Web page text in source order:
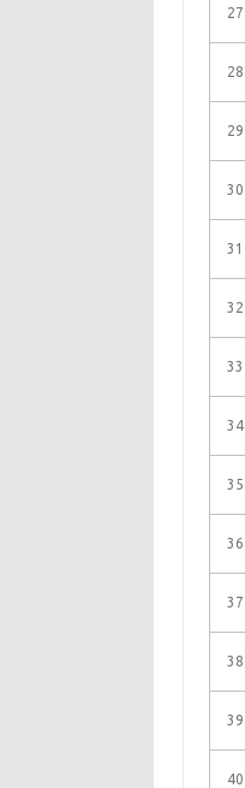
27
28
29
30
31
32
33
34
35
36
37
38
39
40